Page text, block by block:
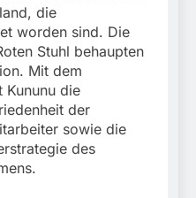
die
worden sind. Die
Stuhl behaupten
Mit dem
Kununu die
der
sowie die
des